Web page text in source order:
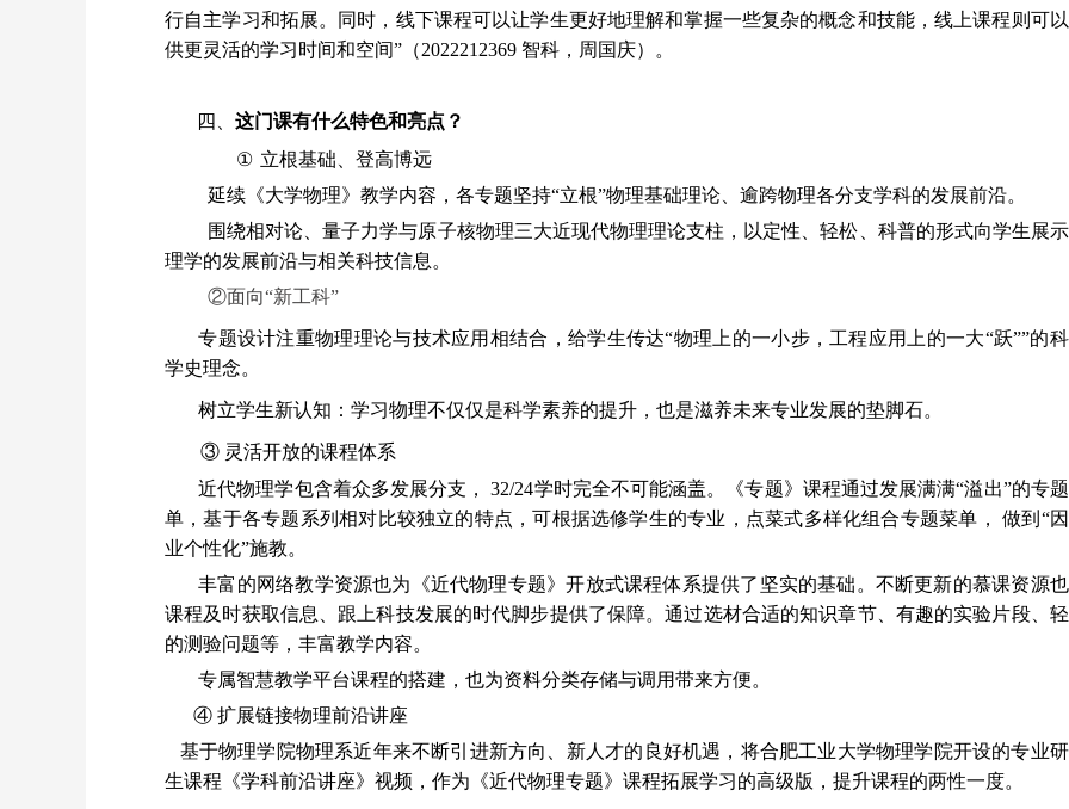
行自主学习和拓展。同时，线下课程可以让学生更好地理解和掌握一些复杂的概念和技能，线上课程则可
供更灵活的学习时间和空间”（2022212369 智科，周国庆）。
四、 这门课有什么特色和亮点？
① 立根基础、登高博远
延续《大学物理》教学内容，各专题坚持“立根”物理基础理论、逾跨物理各分支学科的发展前沿。
围绕相对论、量子力学与原子核物理三大近现代物理理论支柱，以定性、轻松、科普的形式向学生展
理学的发展前沿与相关科技信息。
②面向“新工科”
专题设计注重物理理论与技术应用相结合，给学生传达“物理上的一小步，工程应用上的一大“跃””的
学史理念。
树立学生新认知：学习物理不仅仅是科学素养的提升，也是滋养未来专业发展的垫脚石。
③ 灵活开放的课程体系
近代物理学包含着众多发展分支， 32/24学时完全不可能涵盖。《专题》课程通过发展满满“溢出”的专
单，基于各专题系列相对比较独立的特点，可根据选修学生的专业，点菜式多样化组合专题菜单， 做到“
业个性化”施教。
丰富的网络教学资源也为《近代物理专题》开放式课程体系提供了坚实的基础。不断更新的慕课资源
课程及时获取信息、跟上科技发展的时代脚步提供了保障。通过选材合适的知识章节、有趣的实验片段、
的测验问题等，丰富教学内容。
专属智慧教学平台课程的搭建，也为资料分类存储与调用带来方便。
④ 扩展链接物理前沿讲座
基于物理学院物理系近年来不断引进新方向、新人才的良好机遇，将合肥工业大学物理学院开设的专业
生课程《学科前沿讲座》视频，作为《近代物理专题》课程拓展学习的高级版，提升课程的两性一度。